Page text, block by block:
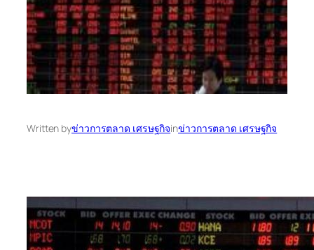
Written byข่าวการตลาด เศรษฐกิจinข่าวการตลาด เศรษฐกิจ